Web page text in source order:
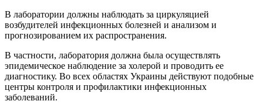
В лаборатории должны наблюдать за циркуляцией
возбудителей инфекционных болезней и анализом и
прогнозированием их распространения.
В частности, лаборатория должна была осуществлять
эпидемическое наблюдение за холерой и проводить ее
диагностику. Во всех областях Украины действуют подобные
центры контроля и профилактики инфекционных
заболеваний.